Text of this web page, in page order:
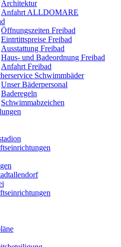
Architektur
Anfahrt ALLDOMARE
Öffnungszeiten Freibad
Eintrtittspreise Freibad
Ausstattung Freibad
Haus- und Badeordnung Freibad
Anfahrt Freibad
Schwimmbäder
Unser Bäderpersonal
Baderegeln
Schwimmabzeichen